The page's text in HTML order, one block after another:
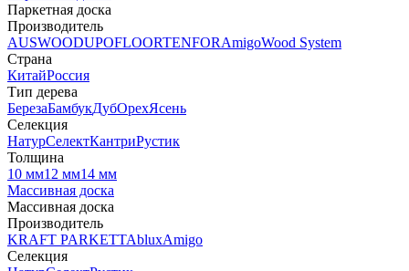
Паркетная доска
Производитель
AUSWOODUPOFLOORTENFORAmigoWood System
Страна
КитайРоссия
Тип дерева
БерезаБамбукДубОрехЯсень
Селекция
НатурСелектКантриРустик
Толщина
10 мм12 мм14 мм
Массивная доска
Массивная доска
Производитель
KRAFT PARKETTAbluxAmigo
Селекция